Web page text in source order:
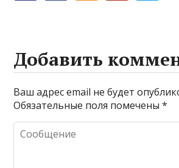
Добавить
Ваш адрес email не будет
Обязательные поля помечены*